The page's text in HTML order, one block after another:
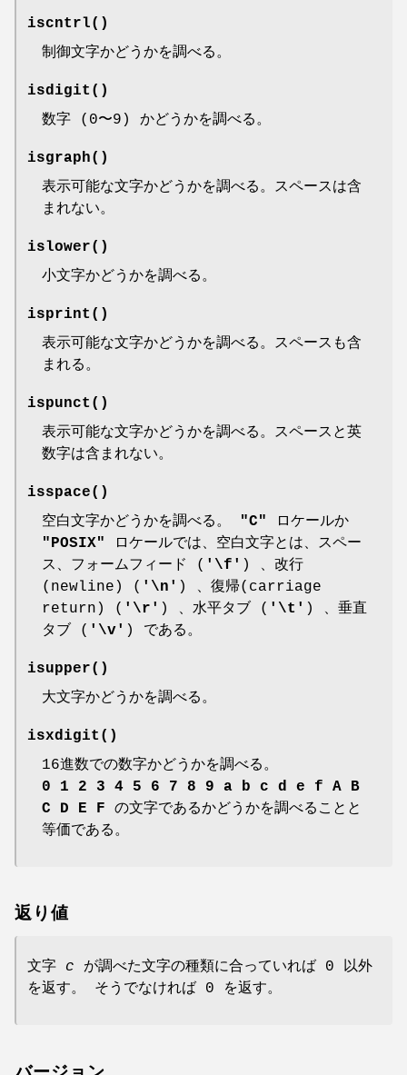
iscntrl()
制御文字かどうかを調べる。
isdigit ()
数字 (0〜9) かどうかを調べる。
isgraph()
表示可能な文字かどうかを調べる。スペースは含
まれない。
islower()
小文字かどうかを調べる。
isprint ()
表示可能な文字かどうかを調べる。スペースも含
まれる。
ispunct ()
表示可能な文字かどうかを調べる。スペースと英
数字は含まれない。
isspace()
空白文字かどうかを調べる。
"C"
ロケールか
"POSIX"
ロケールでは、空白文字とは、スペー
ス、フォームフィード ( '\f' ) 、改行
(newline) ( '\n' ) 、復帰(carriage
return) ( '\r' ) 、水平タブ ( '\t' ) 、垂直
タブ ( '\v' ) である。
isupper()
大文字かどうかを調べる。
isxdigit ()
16進数での数字かどうかを調べる。
0 1 2 3 4 5 6 7 8 9 a b c d e f A B
C D E F の文字であるかどうかを調べることと
等価である。
返り値
文字 c が調べた文字の種類に合っていれば 0 以外
を返す。 そうでなければ 0 を返す。